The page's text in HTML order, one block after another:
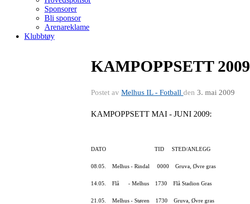
Sponsorer
Bli sponsor
Arenareklame
Klubbtøy
KAMPOPPSETT 2009
Postet av Melhus IL - Fotball den 3. mai 2009
KAMPOPPSETT MAI - JUNI 2009:
DATO TID STED/ANLEGG
08.05. Melhus - Rindal 0000 Gruva, Øvre gras
14.05. Flå - Melhus 1730 Flå Stadion Gras
21.05. Melhus - Støren 1730 Gruva, Øvre gras